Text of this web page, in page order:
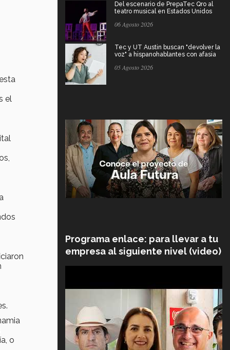
el
o
Del escenario de PrepaTec Qro al
teatro musical en Estados Unidos
06 Agosto 2026
Tec y UT Austin buscan "devolver la
voz" a hispanohablantes con afasia
05 Agosto 2026
Programa enlace: para llevar a tu
empresa al siguiente nivel (video)